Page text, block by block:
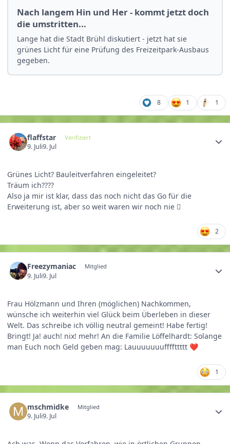
Nach langem Hin und Her - kommt jetzt doch
die umstritten...
Lange hat die Stadt Brühl diskutiert - jetzt hat sie
grünes Licht für eine Prüfung des Freizeitpark-Ausbaus
gegeben.
8 1 1
flaffstar Verifiziert
9. Juli9. Jul
Grünes Licht? Bauleitverfahren eingeleitet?
Träum ich????
Also ja mir ist klar, dass das noch nicht das Go für die
Erweiterung ist, aber so weit waren wir noch nie 🫪
2
Freezymaniac Mitglied
9. Juli9. Jul
Frau Hölzmann und Ihren (möglichen) Nachkommen,
wünsche ich weiterhin viel Glück beim Überleben in dieser
Welt. Das schreibe ich völlig neutral gemeint! Habe fertig!
Bringt! Ja! auch! nix! mehr! An die Familie Löffelhardt: Solange
man Euch noch Geld geben mag: Lauuuuuuuffffttttt ❤️
1
mschmidke Mitglied
9. Juli9. Jul